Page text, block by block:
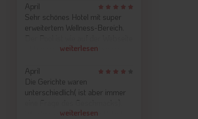
April
Sehr schönes Hotel mit super
erweitertem Wellness-Bereich.
Der Pool ist wie auf der Webseite
- Hammer, mit einem Hammer-
Personal verdienen ein extra-
Stern! Super lecker und super
freundlich alle!
weiterlesen
April
Die Gerichte waren
unterschiedlich( ist aber immer
eine Frage des Geschmacks).
Würden wieder unseren Urlaub
weiterlesen